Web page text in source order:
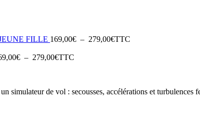
FILLE 169,00€ – 279,00€Plage
TTC
€ – 279,00€Plage
à
TTC
simulateur de vol : secousses, accélérations et